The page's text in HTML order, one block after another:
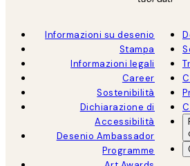
Informazioni su desenio
Stampa
Informazioni legali
Career
Sostenibilità
Dichiarazione di
Accessibilità
Desenio Ambassador
Programme